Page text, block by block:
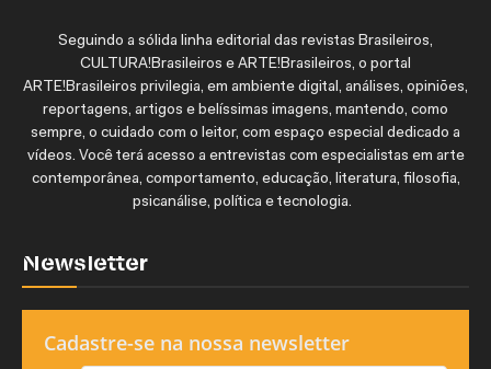
Seguindo a sólida linha editorial das revistas Brasileiros,
CULTURA!Brasileiros e ARTE!Brasileiros, o portal
ARTE!Brasileiros privilegia, em ambiente digital, análises, opiniões,
reportagens, artigos e belíssimas imagens, mantendo, como
sempre, o cuidado com o leitor, com espaço especial dedicado a
vídeos. Você terá acesso a entrevistas com especialistas em arte
contemporânea, comportamento, educação, literatura, filosofia,
psicanálise, política e tecnologia.
Newsletter
Cadastre-se na nossa newsletter